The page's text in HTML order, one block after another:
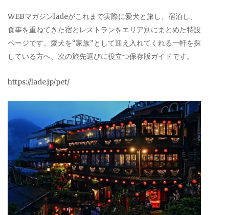
WEBマガジンladeがこれまで実際に愛犬と旅し、宿泊し、
食事を重ねてきた宿とレストランをエリア別にまとめた特設
ページです。愛犬を“家族”として迎え入れてくれる一軒を探
している方へ、次の旅先選びに役立つ保存版ガイドです。
https://lade.jp/pet/